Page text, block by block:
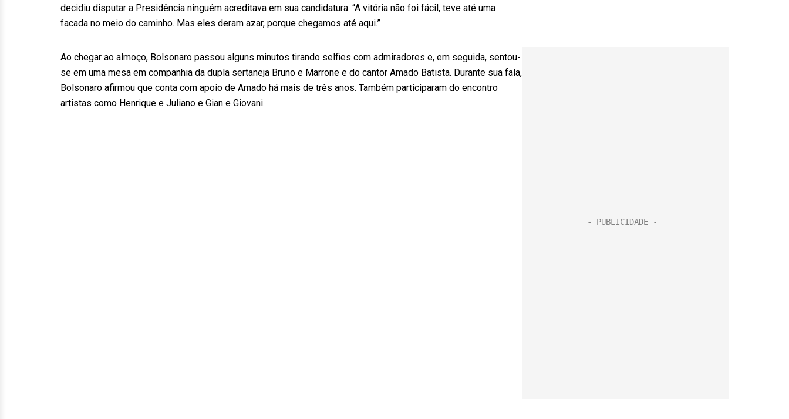
decidiu disputar a Presidência ninguém acreditava em sua candidatura. “A vitória não foi fácil, teve até uma
facada no meio do caminho. Mas eles deram azar, porque chegamos até aqui.”
Ao chegar ao almoço, Bolsonaro passou alguns minutos tirando selfies com admiradores e, em seguida, sentou-
se em uma mesa em companhia da dupla sertaneja Bruno e Marrone e do cantor Amado Batista. Durante sua fala,
Bolsonaro afirmou que conta com apoio de Amado há mais de três anos. Também participaram do encontro
artistas como Henrique e Juliano e Gian e Giovani.